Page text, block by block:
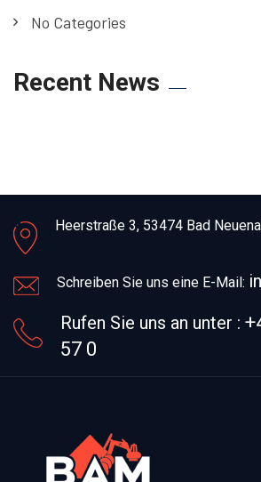
No Categories
Recent News
Heerstraße 3, 53474 Bad
Schreiben Sie uns eine E-Mail:
Rufen Sie uns an unter :
57 0